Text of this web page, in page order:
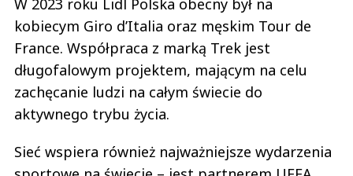
W 2023 roku Lidl Polska obecny był na
kobiecym Giro d’Italia oraz męskim Tour de
France. Współpraca z marką Trek jest
długofalowym projektem, mającym na celu
zachęcanie ludzi na całym świecie do
aktywnego trybu życia.
Sieć wspiera również najważniejsze wydarzenia